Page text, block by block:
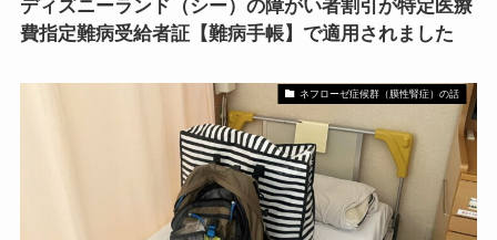
ディズニーランド（シー）の障がい者割引が特定医療
費指定難病受給者証【難病手帳】で適用されました
ネフローゼ症候群（膜性腎症）の話